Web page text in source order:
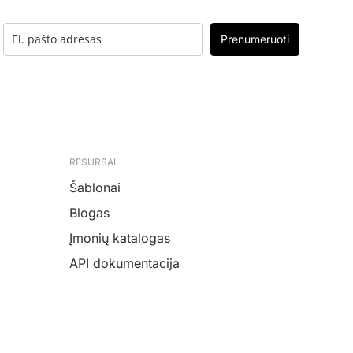
Prenumeruoti
RESURSAI
Šablonai
Blogas
Įmonių katalogas
API dokumentacija